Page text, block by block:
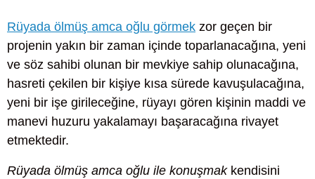
Rüyada ölmüş amca oğlu görmek zor geçen bir
projenin yakın bir zaman içinde toparlanacağına, yeni
ve söz sahibi olunan bir mevkiye sahip olunacağına,
hasreti çekilen bir kişiye kısa sürede kavuşulacağına,
yeni bir işe girileceğine, rüyayı gören kişinin maddi ve
manevi huzuru yakalamayı başaracağına rivayet
etmektedir.
Rüyada ölmüş amca oğlu ile konuşmakkendisini